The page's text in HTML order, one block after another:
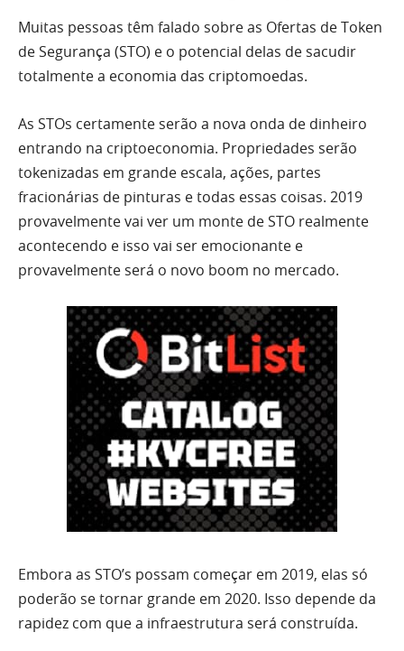
Muitas pessoas têm falado sobre as Ofertas de Token
de Segurança (STO) e o potencial delas de sacudir
totalmente a economia das criptomoedas.
As STOs certamente serão a nova onda de dinheiro
entrando na criptoeconomia. Propriedades serão
tokenizadas em grande escala, ações, partes
fracionárias de pinturas e todas essas coisas. 2019
provavelmente vai ver um monte de STO realmente
acontecendo e isso vai ser emocionante e
provavelmente será o novo boom no mercado.
Embora as STO’s possam começar em 2019, elas só
poderão se tornar grande em 2020. Isso depende da
rapidez com que a infraestrutura será construída.